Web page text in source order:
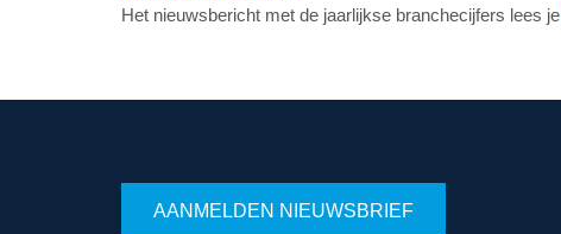
Het nieuwsbericht met de jaarlijkse branchecijfers lees je
AANMELDEN NIEUWSBRIEF